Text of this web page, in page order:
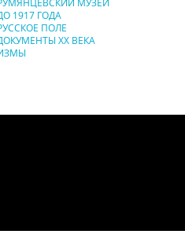
1917 ГОДА
ПОЛЕ
XX ВЕКА